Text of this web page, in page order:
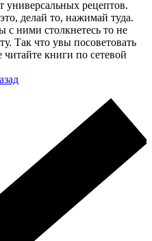
универсальных рецептов.
делай то, нажимай туда.
с ними столкнетесь то не
Так что увы посоветовать
книги по сетевой